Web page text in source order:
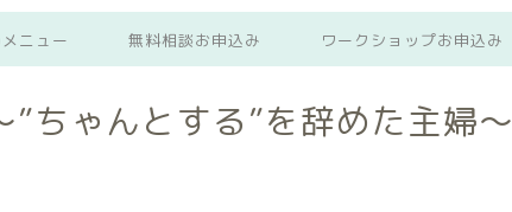
ニュー 無料相談お申込み ワークショップお申込み
ちゃんとする”を辞めた主婦～